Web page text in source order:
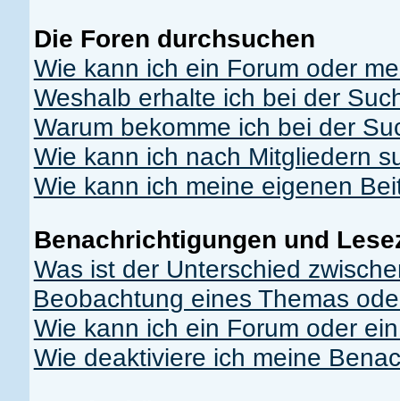
Die Foren durchsuchen
Wie kann ich ein Forum oder
Weshalb erhalte ich bei der
Warum bekomme ich bei der
Wie kann ich nach Mitgliedern
Wie kann ich meine eigenen
Benachrichtigungen und
Was ist der Unterschied
Beobachtung eines Themas
Wie kann ich ein Forum oder
Wie deaktiviere ich meine